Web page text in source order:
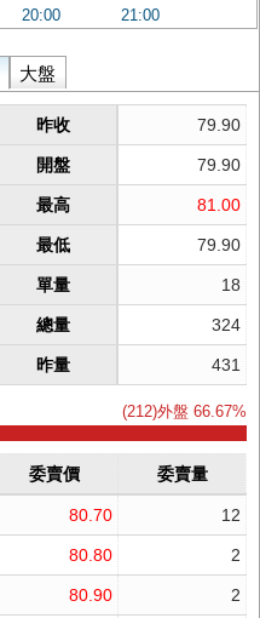
20:00 21:00
大盤
昨收 79.90
開盤 79.90
最高 81.00
最低 79.90
單量 18
總量 324
昨量 431
(212)外盤 66.67%
委賣價 委賣量
80.70 12
80.80 2
80.90 2